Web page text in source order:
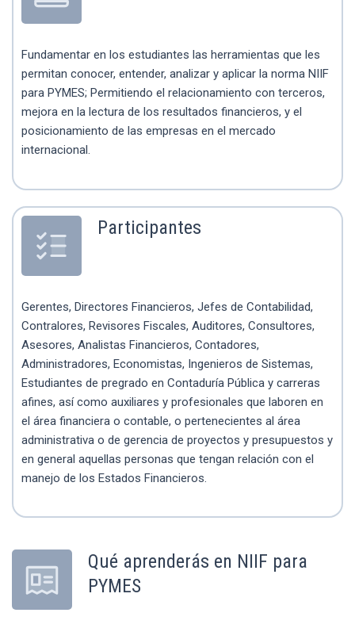
Fundamentar en los estudiantes las herramientas que les
permitan conocer, entender, analizar y aplicar la norma NIIF
para PYMES; Permitiendo el relacionamiento con terceros,
mejora en la lectura de los resultados financieros, y el
posicionamiento de las empresas en el mercado
internacional.
Participantes
Gerentes, Directores Financieros, Jefes de Contabilidad,
Contralores, Revisores Fiscales, Auditores, Consultores,
Asesores, Analistas Financieros, Contadores,
Administradores, Economistas, Ingenieros de Sistemas,
Estudiantes de pregrado en Contaduría Pública y carreras
afines, así como auxiliares y profesionales que laboren en
el área financiera o contable, o pertenecientes al área
administrativa o de gerencia de proyectos y presupuestos y
en general aquellas personas que tengan relación con el
manejo de los Estados Financieros.
Qué aprenderás en NIIF para
PYMES